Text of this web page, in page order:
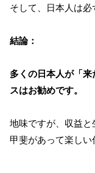
そして、日本人は必
結論：
多くの日本人が「
スはお勧めです。
地味ですが、収益と
甲斐があって楽しい